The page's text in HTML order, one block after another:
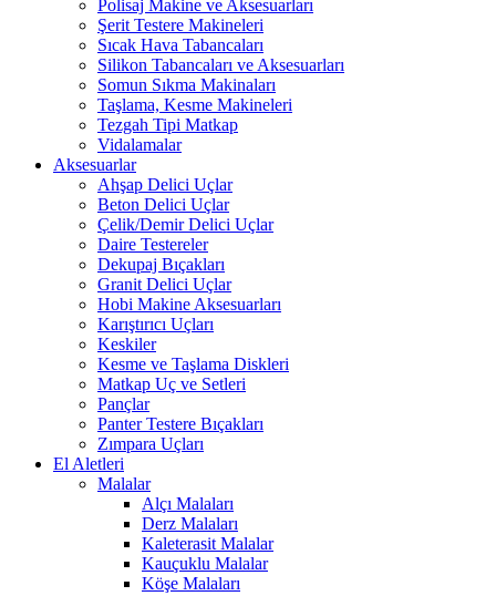
Polisaj Makine ve Aksesuarları
Şerit Testere Makineleri
Sıcak Hava Tabancaları
Silikon Tabancaları ve Aksesuarları
Somun Sıkma Makinaları
Taşlama, Kesme Makineleri
Tezgah Tipi Matkap
Vidalamalar
Aksesuarlar
Ahşap Delici Uçlar
Beton Delici Uçlar
Çelik/Demir Delici Uçlar
Daire Testereler
Dekupaj Bıçakları
Granit Delici Uçlar
Hobi Makine Aksesuarları
Karıştırıcı Uçları
Keskiler
Kesme ve Taşlama Diskleri
Matkap Uç ve Setleri
Pançlar
Panter Testere Bıçakları
Zımpara Uçları
El Aletleri
Malalar
Alçı Malaları
Derz Malaları
Kaleterasit Malalar
Kauçuklu Malalar
Köşe Malaları